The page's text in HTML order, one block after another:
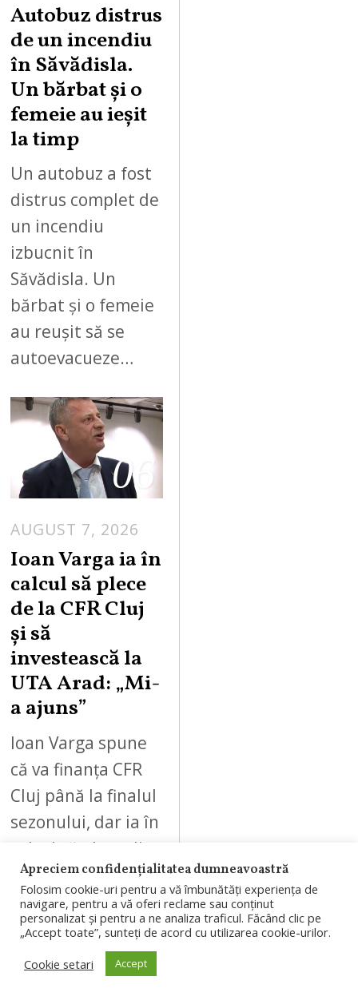
Autobuz distrus
de un incendiu
în Săvădisla.
Un bărbat și o
femeie au ieșit
la timp
Un autobuz a fost
distrus complet de
un incendiu
izbucnit în
Săvădisla. Un
bărbat și o femeie
au reușit să se
autoevacueze…
06
AUGUST 7, 2026
Ioan Varga ia în
calcul să plece
de la CFR Cluj
și să
investească la
UTA Arad: „Mi-
a ajuns”
Ioan Varga spune
că va finanța CFR
Cluj până la finalul
sezonului, dar ia în
calcul să plece din
Gruia și să…
07
Apreciem confidențialitatea dumneavoastră
Folosim cookie-uri pentru a vă îmbunătăți experiența de
navigare, pentru a vă oferi reclame sau conținut
personalizat și pentru a ne analiza traficul. Făcând clic pe
„Accept toate”, sunteți de acord cu utilizarea cookie-urilor.
Cookie setari
Accept